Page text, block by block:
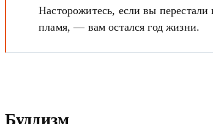
Насторожитесь, если вы перестали
пламя, — вам остался год жизни.
Буддизм